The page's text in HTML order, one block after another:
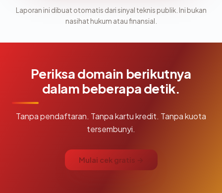
Laporan ini dibuat otomatis dari sinyal teknis publik. Ini bukan
nasihat hukum atau finansial.
Periksa domain berikutnya
dalam beberapa detik.
Tanpa pendaftaran. Tanpa kartu kredit. Tanpa kuota
tersembunyi.
Mulai cek gratis →